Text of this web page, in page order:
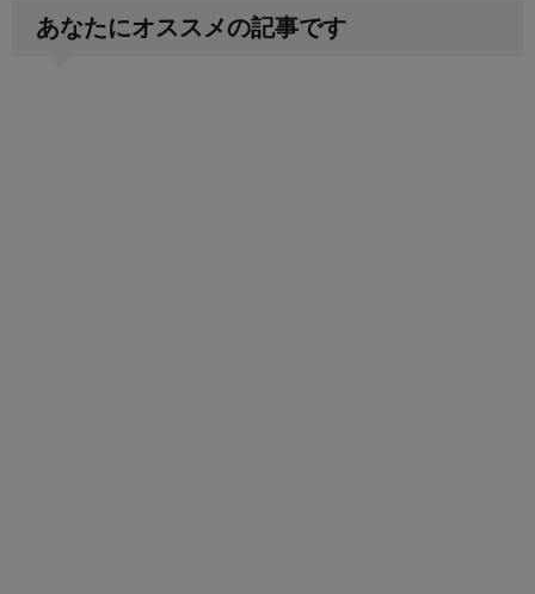
あなたにオススメの記事です